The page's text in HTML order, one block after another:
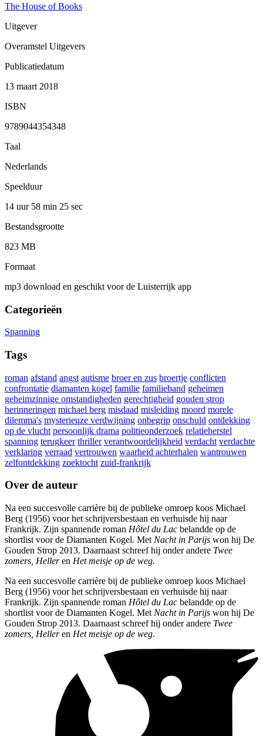
The House of Books
Uitgever
Overamstel Uitgevers
Publicatiedatum
13 maart 2018
ISBN
9789044354348
Taal
Nederlands
Speelduur
14 uur 58 min 25 sec
Bestandsgrootte
823 MB
Formaat
mp3 download en geschikt voor de Luisterrijk app
Categorieën
Spanning
Tags
roman afstand angst autisme broer en zus broertje conflicten
confrontatie diamanten kogel familie familieband geheimen
geheimzinnige omstandigheden gerechtigheid gouden strop
herinneringen michael berg misdaad misleiding moord morele
dilemma's mysterieuze verdwijning onbegrip onschuld ontdekking
op de vlucht persoonlijk drama politieonderzoek relatieherstel
spanning terugkeer thriller verantwoordelijkheid verdacht verdachte
verklaring verraad vertrouwen waarheid achterhalen wantrouwen
zelfontdekking zoektocht zuid-frankrijk
Over de auteur
Na een succesvolle carrière bij de publieke omroep koos Michael
Berg (1956) voor het schrijversbestaan en verhuisde hij naar
Frankrijk. Zijn spannende roman Hôtel du Lac belandde op de
shortlist voor de Diamanten Kogel. Met Nacht in Parijs won hij De
Gouden Strop 2013. Daarnaast schreef hij onder andere Twee
zomers, Helleren Het meisje op de weg.
Na een succesvolle carrière bij de publieke omroep koos Michael
Berg (1956) voor het schrijversbestaan en verhuisde hij naar
Frankrijk. Zijn spannende roman Hôtel du Lac belandde op de
shortlist voor de Diamanten Kogel. Met Nacht in Parijs won hij De
Gouden Strop 2013. Daarnaast schreef hij onder andere Twee
zomers, Helleren Het meisje op de weg.